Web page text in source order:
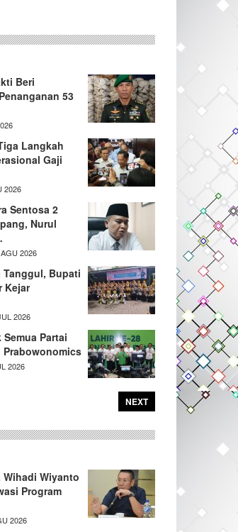
Beri
53
Langkah
Gaji
2026
Sentosa 2
Nurul
2026
Tanggul, Bupati
Kejar
2026
Partai
Prabowonomics
2026
NEXT
Wiyanto
Program
2026